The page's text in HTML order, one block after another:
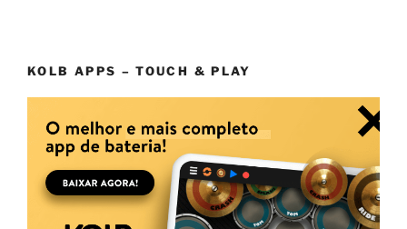
KOLB APPS – TOUCH & PLAY